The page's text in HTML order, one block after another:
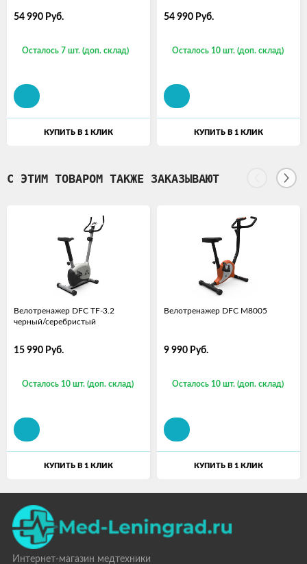
54 990 Руб.
Осталось 7 шт. (доп. склад)
КУПИТЬ В 1 КЛИК
54 990 Руб.
Осталось 10 шт. (доп. склад)
КУПИТЬ В 1 КЛИК
С ЭТИМ ТОВАРОМ ТАКЖЕ ЗАКАЗЫВАЮТ
Велотренажер DFС TF-3.2
черный/серебристый
15 990 Руб.
Осталось 10 шт. (доп. склад)
КУПИТЬ В 1 КЛИК
Велотренажер DFC M8005
9 990 Руб.
Осталось 10 шт. (доп. склад)
КУПИТЬ В 1 КЛИК
Интернет-магазин медтехники